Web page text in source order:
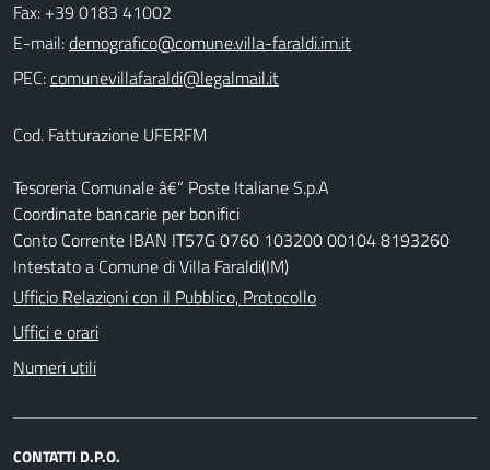
Fax: +39 0183 41002
E-mail:
PEC:
Cod. Fatturazione UFERFM
Tesoreria Comunale â€“ Poste Italiane S.p.A
Coordinate bancarie per bonifici
Conto Corrente IBAN IT57G 0760 103200 00104 8193260
Intestato a Comune di Villa Faraldi(IM)
Ufficio Relazioni con il Pubblico, Protocollo
Uffici e orari
Numeri utili
CONTATTI D.P.O.